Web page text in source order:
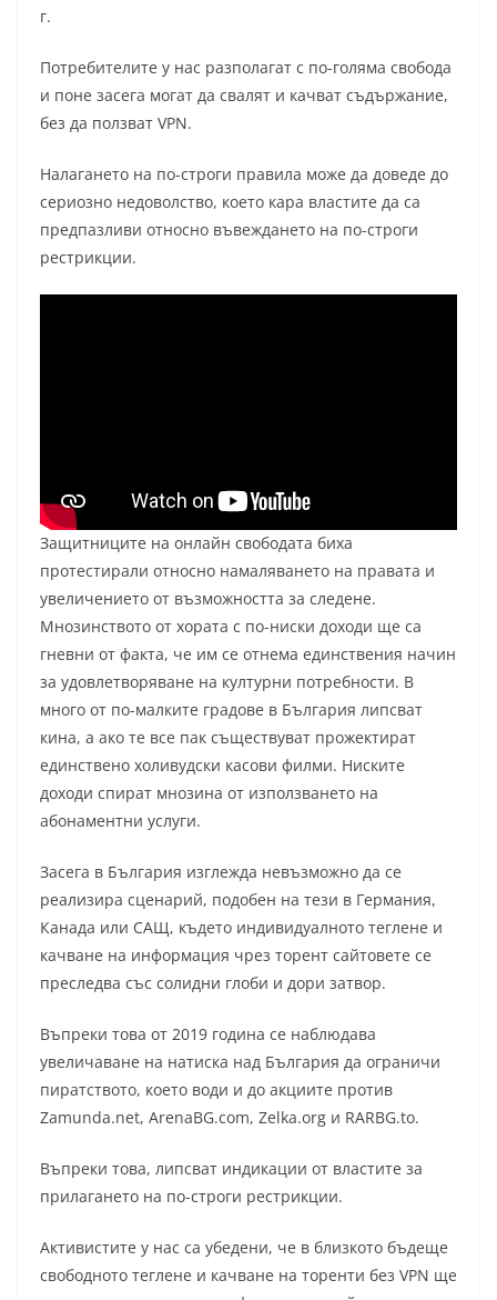
г.
Потребителите у нас разполагат с по-голяма свобода
и поне засега могат да свалят и качват съдържание,
без да ползват VPN.
Налагането на по-строги правила може да доведе до
сериозно недоволство, което кара властите да са
предпазливи относно въвеждането на по-строги
рестрикции.
Защитниците на онлайн свободата биха
протестирали относно намаляването на правата и
увеличението от възможността за следене.
Мнозинството от хората с по-ниски доходи ще са
гневни от факта, че им се отнема единствения начин
за удовлетворяване на културни потребности. В
много от по-малките градове в България липсват
кина, а ако те все пак съществуват прожектират
единствено холивудски касови филми. Ниските
доходи спират мнозина от използването на
абонаментни услуги.
Засега в България изглежда невъзможно да се
реализира сценарий, подобен на тези в Германия,
Канада или САЩ, където индивидуалното теглене и
качване на информация чрез торент сайтовете се
преследва със солидни глоби и дори затвор.
Въпреки това от 2019 година се наблюдава
увеличаване на натиска над България да ограничи
пиратството, което води и до акциите против
Zamunda.net, ArenaBG.com, Zelka.org и RARBG.to.
Въпреки това, липсват индикации от властите за
прилагането на по-строги рестрикции.
Активистите у нас са убедени, че в близкото бъдеще
свободното теглене и качване на торенти без VPN ще